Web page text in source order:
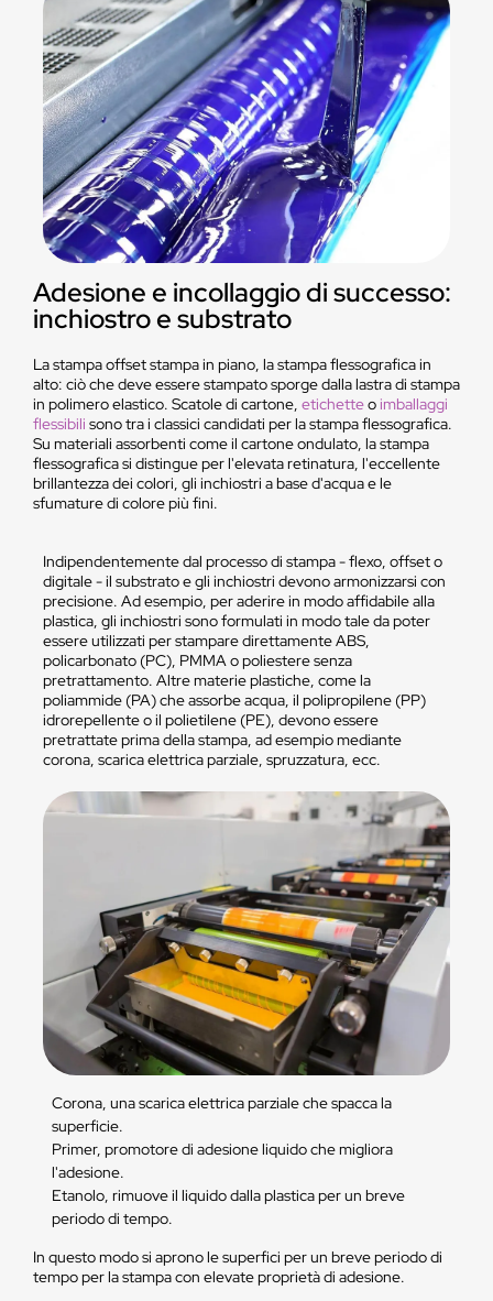
Adesione e incollaggio di successo:
inchiostro e substrato
La stampa offset stampa in piano, la stampa flessografica in
alto: ciò che deve essere stampato sporge dalla lastra di stampa
in polimero elastico. Scatole di cartone, etichetteo imballaggi
flessibili sono tra i classici candidati per la stampa flessografica.
Su materiali assorbenti come il cartone ondulato, la stampa
flessografica si distingue per l'elevata retinatura, l'eccellente
brillantezza dei colori, gli inchiostri a base d'acqua e le
sfumature di colore più fini.
Indipendentemente dal processo di stampa - flexo, offset o
digitale - il substrato e gli inchiostri devono armonizzarsi con
precisione. Ad esempio, per aderire in modo affidabile alla
plastica, gli inchiostri sono formulati in modo tale da poter
essere utilizzati per stampare direttamente ABS,
policarbonato (PC), PMMA o poliestere senza
pretrattamento. Altre materie plastiche, come la
poliammide (PA) che assorbe acqua, il polipropilene (PP)
idrorepellente o il polietilene (PE), devono essere
pretrattate prima della stampa, ad esempio mediante
corona, scarica elettrica parziale, spruzzatura, ecc.
Corona, una scarica elettrica parziale che spacca la
superficie.
Primer, promotore di adesione liquido che migliora
l'adesione.
Etanolo, rimuove il liquido dalla plastica per un breve
periodo di tempo.
In questo modo si aprono le superfici per un breve periodo di
tempo per la stampa con elevate proprietà di adesione.